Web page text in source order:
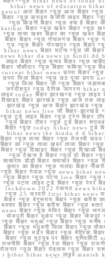
bihar news of education
petrol आरा बिहार न्यूज़ आज बिहार
बिहार न्यूज़ क्राइम केजीपी लाइव बिहार
न्यूज़ किडनी बिहार न्यूज़ क्या है
katihar बिहार न्यूज़ खबर बिहार न्यूज़
न्यूज़ ताजा खबर बिहार का न्यूज़ खबर
बिहार बिहार न्यूज़ गोपालगंज बिहार न्यूज़
गुड न्यूज़ बिहार गोरखपुर न्यूज़ बिहार
bihar news बिहार घटना न्यूज़ जी
news bihar da news in hindi dd
लाइव बिहार न्यूज़ चुनाव बिहार न्यूज़
बिहार चौकीदार न्यूज़ बिहार चकिया न्यूज़
current bihar news छपरा बिहार
छपरा जिला बिहार न्यूज़ छठ पूजा छपरा
न्यूज़ जिला बिहार जी न्यूज़ बिहार
जगदीशपुर न्यूज़ दैनिक जागरण bihar
लाइव today बिहार झारखण्ड न्यूज़
दिखाइए बिहार झारखंड न्यूज़ आज तक
झारखंड न्यूज़ आज बिहार झारखंड न्यूज़
bihar news live जी बिहार-झारखंड
न्यूज़ टुडे लाइव बिहार न्यूज़ ट्रेन बिहार
न्यूज़ बिहार टीचर न्यूज़ टुडे बिहार
बिहार न्यूज़ today bihar news टुडे
bihar news the hindu d d bihar
बिहार न्यूज़ ताजा बिहार न्यूज़ तेजस्वी
बिहार का न्यूज़ ताजा खबर ताजा बिहार
बिहार न्यूज़ दिखाइए बिहार न्यूज़ दिखाओ
न्यूज़ देखना है बिहार न्यूज़ दो बिहार
सासाराम डीडी बिहार समाचार बिहार न्यूज़
कुमार का बिहार न्यूज़ नालंदा बिहार
न्यूज़ बिहार नेपाल न्यूज़ news bihar
न्यूज़ बिहार न्यूज़ पटना live बिहार न्यूज़
न्यूज़ पटना लाइव टुडे बिहार न्यूज़ पेपर
lockdown 2022 पंचायत news bihar
न्यूज़ 25 फरवरी first bihar news
बिहार न्यूज़ बेगूसराय बिहार न्यूज़ बारिश
बक्सर बिहार न्यूज़ बारिश बिहार न्यूज़
news बिहार न्यूज़ भेजिए बिहार न्यूज़
भोजपुरी बिहार भूकंप न्यूज़ बिहार भोजपुर
न्यूज़ बिहार भभुआ न्यूज़ बिहार न्यूज़
बिहार न्यूज़ मधुबनी जिला बिहार न्यूज़
बिहार न्यूज़ मर्डर बिहार न्यूज़ मैट्रिक
बिहार न्यूज़ यूट्यूब पर बिहार
राजनीति बिहार न्यूज़ रेल बिहार न्यूज़
रोजगार न्यूज़ बिहार रोहतास न्यूज़ बिहार
r bihar bihar news लाइव manish